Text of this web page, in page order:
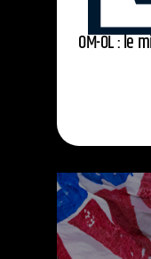
OM-OL : le